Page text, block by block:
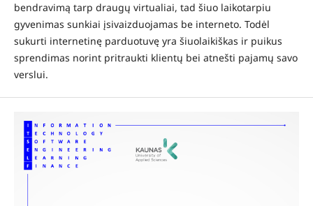
bendravimą tarp draugų virtualiai, tad šiuo laikotarpiu
gyvenimas sunkiai įsivaizduojamas be interneto. Todėl
sukurti internetinę parduotuvę yra šiuolaikiškas ir puikus
sprendimas norint pritraukti klientų bei atnešti pajamų savo
verslui.